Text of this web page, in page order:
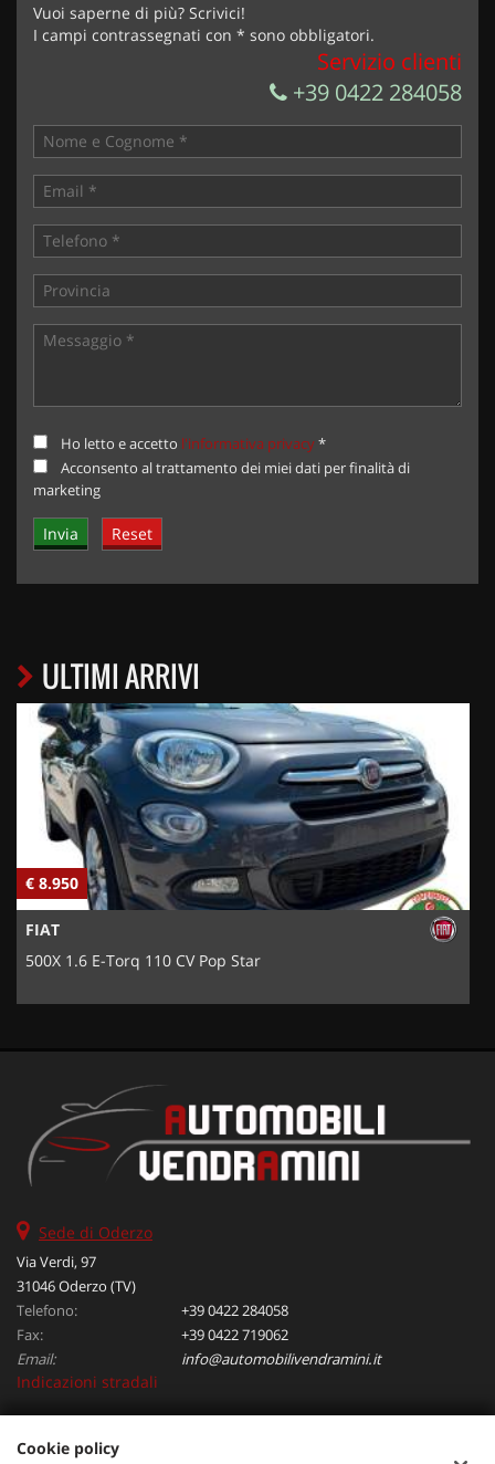
Vuoi saperne di più? Scrivici!
I campi contrassegnati con * sono obbligatori.
Servizio clienti
+39 0422 284058
Ho letto e accetto l'informativa privacy*
Acconsento al trattamento dei miei dati per finalità di
marketing
ULTIMI ARRIVI
€ 8.950
FIAT
500X 1.6 E-Torq 110 CV Pop Star
Sede di Oderzo
Via Verdi, 97
31046 Oderzo (TV)
Telefono:
+39 0422 284058
Fax:
+39 0422 719062
Email:
info@automobilivendramini.it
Indicazioni stradali
Cookie policy